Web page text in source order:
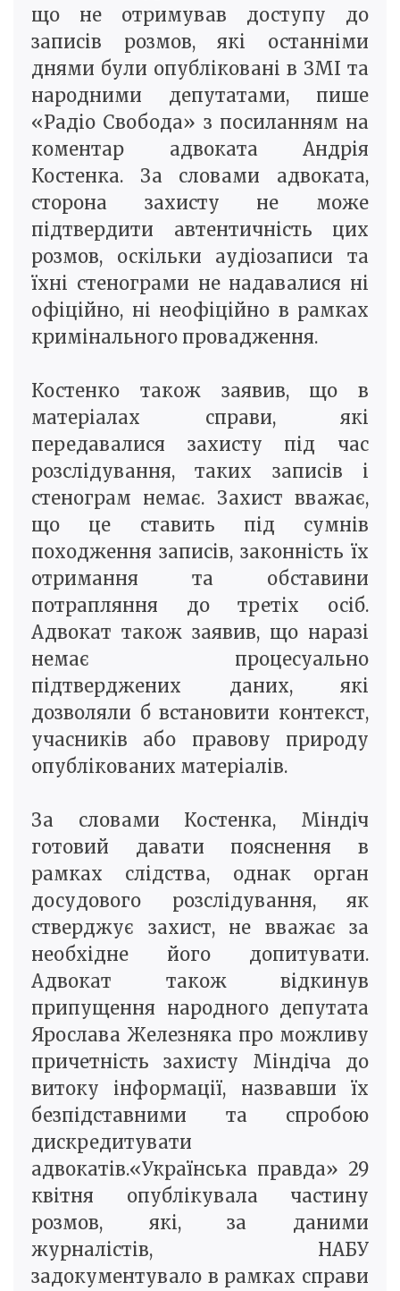
що не отримував доступу до
записів розмов, які останніми
днями були опубліковані в ЗМІ та
народними депутатами, пише
«Радіо Свобода» з посиланням на
коментар адвоката Андрія
Костенка. За словами адвоката,
сторона захисту не може
підтвердити автентичність цих
розмов, оскільки аудіозаписи та
їхні стенограми не надавалися ні
офіційно, ні неофіційно в рамках
кримінального провадження.
Костенко також заявив, що в
матеріалах справи, які
передавалися захисту під час
розслідування, таких записів і
стенограм немає. Захист вважає,
що це ставить під сумнів
походження записів, законність їх
отримання та обставини
потрапляння до третіх осіб.
Адвокат також заявив, що наразі
немає процесуально
підтверджених даних, які
дозволяли б встановити контекст,
учасників або правову природу
опублікованих матеріалів.
За словами Костенка, Міндіч
готовий давати пояснення в
рамках слідства, однак орган
досудового розслідування, як
стверджує захист, не вважає за
необхідне його допитувати.
Адвокат також відкинув
припущення народного депутата
Ярослава Железняка про можливу
причетність захисту Міндіча до
витоку інформації, назвавши їх
безпідставними та спробою
дискредитувати
адвокатів.«Українська правда» 29
квітня опублікувала частину
розмов, які, за даними
журналістів, НАБУ
задокументувало в рамках справи